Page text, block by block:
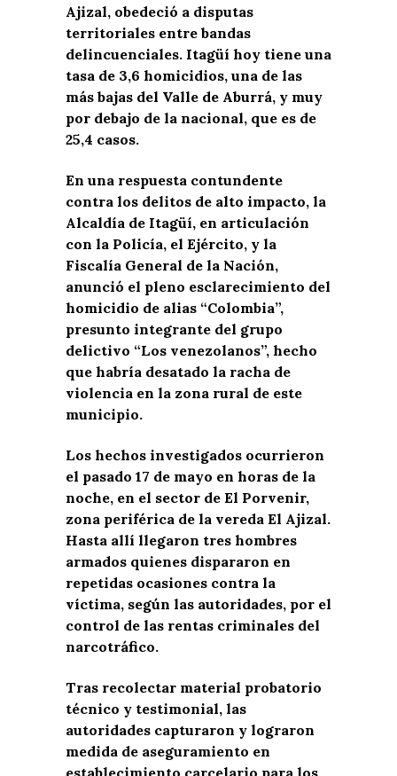
Ajizal, obedeció a disputas
territoriales entre bandas
delincuenciales. Itagüí hoy tiene una
tasa de 3,6 homicidios, una de las
más bajas del Valle de Aburrá, y muy
por debajo de la nacional, que es de
25,4 casos.
En una respuesta contundente
contra los delitos de alto impacto, la
Alcaldía de Itagüí, en articulación
con la Policía, el Ejército, y la
Fiscalía General de la Nación,
anunció el pleno esclarecimiento del
homicidio de alias “Colombia”,
presunto integrante del grupo
delictivo “Los venezolanos”, hecho
que habría desatado la racha de
violencia en la zona rural de este
municipio.
Los hechos investigados ocurrieron
el pasado 17 de mayo en horas de la
noche, en el sector de El Porvenir,
zona periférica de la vereda El Ajizal.
Hasta allí llegaron tres hombres
armados quienes dispararon en
repetidas ocasiones contra la
víctima, según las autoridades, por el
control de las rentas criminales del
narcotráfico.
Tras recolectar material probatorio
técnico y testimonial, las
autoridades capturaron y lograron
medida de aseguramiento en